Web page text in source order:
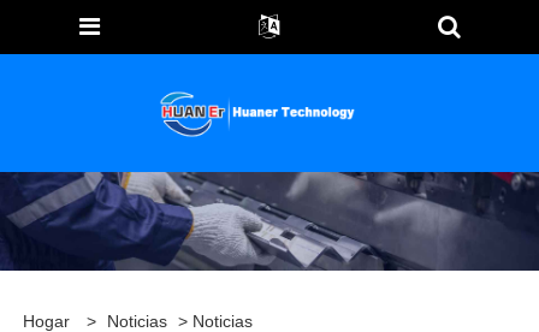
Hogar > Noticias > Noticias